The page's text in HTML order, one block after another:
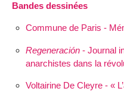
Bandes dessinées
Commune de Paris -
Regeneración- Journal
anarchistes dans la
Voltairine De Cleyre - «